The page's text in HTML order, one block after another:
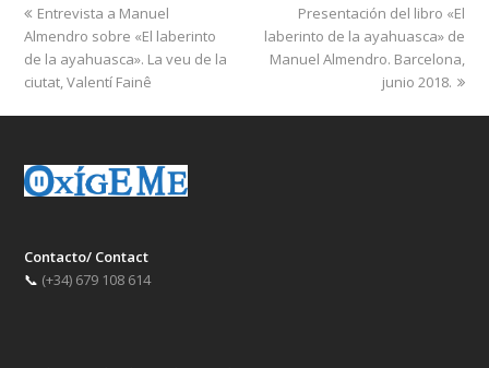
previous
post:
Entrevista a Manuel
Almendro sobre «El laberinto
de la ayahuasca». La veu de la
ciutat, Valentí Fainê
next
post:
Presentación del libro «El
laberinto de la ayahuasca» de
Manuel Almendro. Barcelona,
junio 2018.
Contacto/ Contact
📞 (+34) 679 108 614